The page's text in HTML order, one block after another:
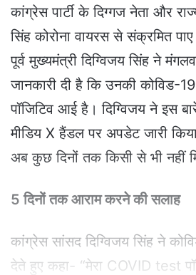
d
a
n
e
a
i
कांग्रेस पार्टी के दिग्गज नेता और
सिंह कोरोना वायरस से संक्रमित
पूर्व मुख्यमंत्री दिग्विजय सिंह ने
जानकारी दी है कि उनकी कोविड-19
पॉजिटिव आई है। दिग्विजय ने इस
मीडिय X हैंडल पर अपडेट जारी
अब कुछ दिनों तक किसी से भी नहीं
5 दिनों तक आराम करने की सलाह
कांग्रेस सांसद दिग्विजय सिंह ने
देते हुए कहा- “मेरा COVID test